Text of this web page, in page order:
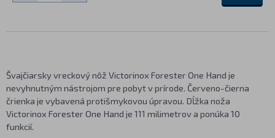
Švajčiarsky vreckový nôž Victorinox Forester One Hand je
nevyhnutným nástrojom pre pobyt v prírode. Červeno-čierna
črienka je vybavená protišmykovou úpravou. Dĺžka noža
Victorinox Forester One Hand je 111 milimetrov a ponúka 10
funkcií.